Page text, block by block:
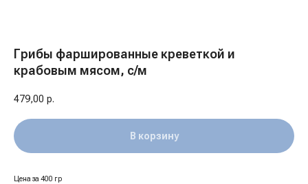
Грибы фаршированные креветкой и
крабовым мясом, с/м
479,00 р.
В корзину
Цена за 400 гр